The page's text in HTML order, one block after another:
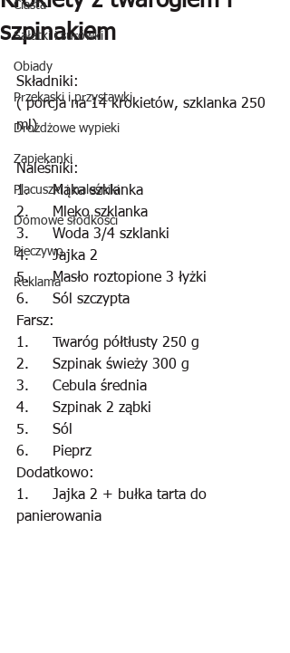
Ciasta
Sałatki i surówki
Obiady
Przekąski i przystawki
Drożdżowe wypieki
Zapiekanki
Placuszki i naleśniki
Domowe słodkości
Pieczywo
Reklama
szpinakiem
Składniki:
( porcja na 14 krokietów, szklanka 250
ml)
Naleśniki:
1.	Mąka szklanka
2.	Mleko szklanka
3.	Woda 3/4 szklanki
4.	Jajka 2
5.	Masło roztopione 3 łyżki
6.	Sól szczypta
Farsz:
1.	Twaróg półtłusty 250 g
2.	Szpinak świeży 300 g
3.	Cebula średnia
4.	Szpinak 2 ząbki
5.	Sól
6.	Pieprz
Dodatkowo:
1.	Jajka 2 + bułka tarta do
panierowania